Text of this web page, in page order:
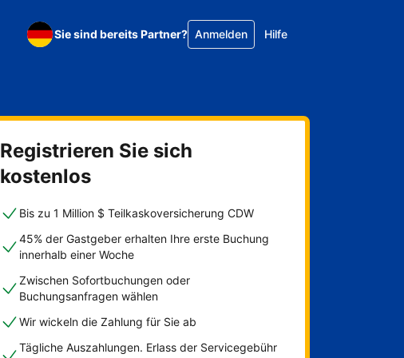
Sie sind bereits Partner? Anmelden Hilfe
Registrieren Sie sich
kostenlos
Bis zu 1 Million $ Teilkaskoversicherung CDW
45% der Gastgeber erhalten Ihre erste Buchung
innerhalb einer Woche
Zwischen Sofortbuchungen oder
Buchungsanfragen wählen
Wir wickeln die Zahlung für Sie ab
Tägliche Auszahlungen. Erlass der Servicegebühr